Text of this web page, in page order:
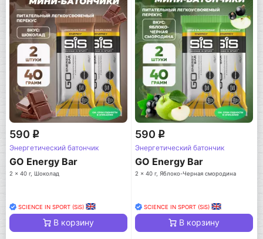
590 q
Энергетический батончик
GO Energy Bar
2 x 40 г, Шоколад
SCIENCE IN SPORT (SiS)
В корзину
590 q
Энергетический батончик
GO Energy Bar
2 x 40 г, Яблоко-Черная смородина
SCIENCE IN SPORT (SiS)
В корзину